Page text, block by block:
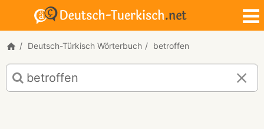
Deutsch-Türkisch Wörterbuch betroffen
Deutsch-
Türkisch
Übersetzung